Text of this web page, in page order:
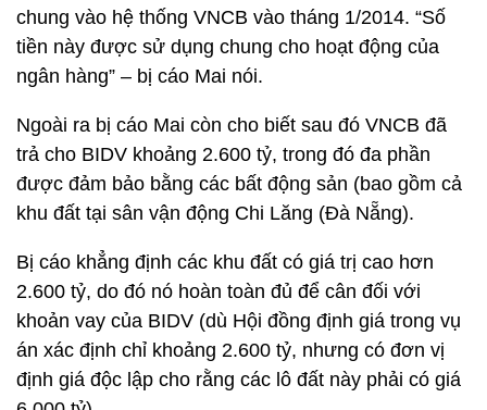
chung vào hệ thống VNCB vào tháng 1/2014. “Số
tiền này được sử dụng chung cho hoạt động của
ngân hàng” – bị cáo Mai nói.
Ngoài ra bị cáo Mai còn cho biết sau đó VNCB đã
trả cho BIDV khoảng 2.600 tỷ, trong đó đa phần
được đảm bảo bằng các bất động sản (bao gồm cả
khu đất tại sân vận động Chi Lăng (Đà Nẵng).
Bị cáo khẳng định các khu đất có giá trị cao hơn
2.600 tỷ, do đó nó hoàn toàn đủ để cân đối với
khoản vay của BIDV (dù Hội đồng định giá trong vụ
án xác định chỉ khoảng 2.600 tỷ, nhưng có đơn vị
định giá độc lập cho rằng các lô đất này phải có giá